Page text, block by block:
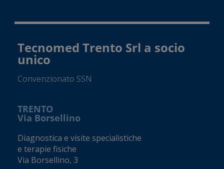
Tecnomed Trento Srl a socio
unico
Convenzionato SSN
TRENTO
Via Borsellino
Diagnostica e visite specialistiche
e terapie fisiche
Via Borsellino, 3